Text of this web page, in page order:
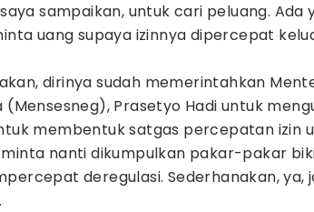
sampaikan, untuk cari peluang. Ada
uang supaya izinnya dipercepat
dirinya sudah memerintahkan
(Mensesneg), Prasetyo Hadi untuk
membentuk satgas percepatan izin
minta nanti dikumpulkan pakar-pakar
deregulasi. Sederhanakan, ya,